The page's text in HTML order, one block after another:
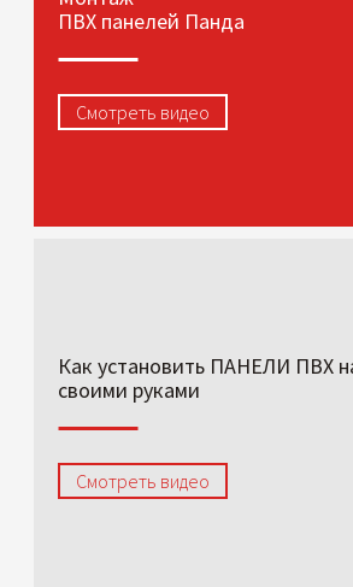
ПВХ панелей Панда
Смотреть видео
Как установить ПАНЕЛИ ПВХ
своими руками
Смотреть видео